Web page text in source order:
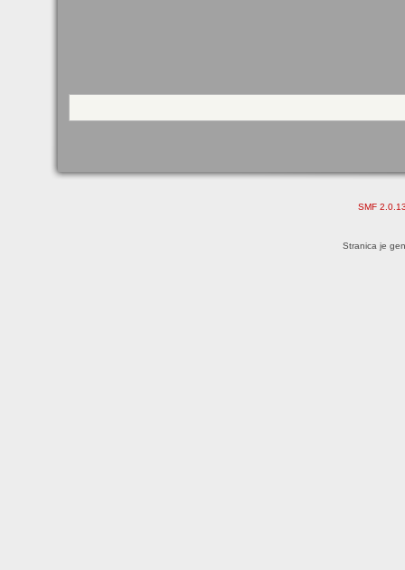
SMF
Stranica je